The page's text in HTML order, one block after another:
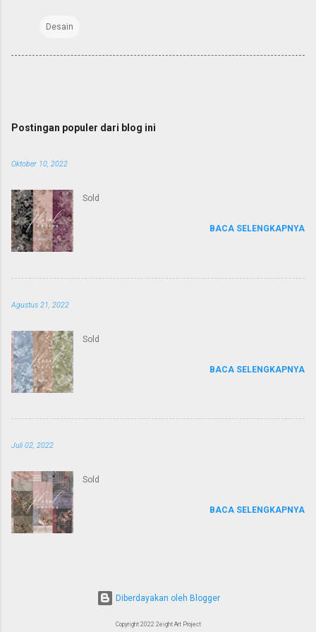
Desain
Postingan populer dari blog ini
Oktober 10, 2022
Sold
BACA SELENGKAPNYA
Agustus 21, 2022
Sold
BACA SELENGKAPNYA
Juli 02, 2022
Sold
BACA SELENGKAPNYA
Diberdayakan oleh Blogger
Copyright 2022 2eight Art Project